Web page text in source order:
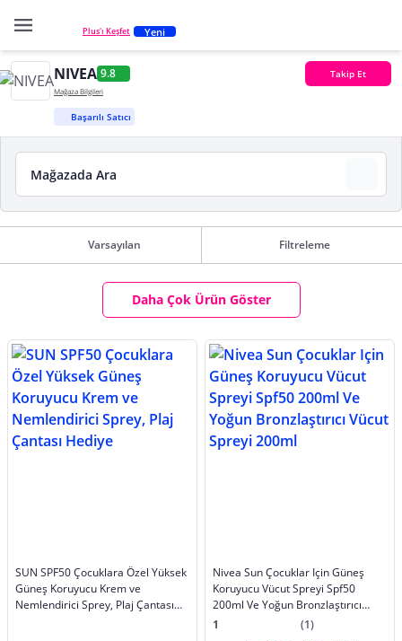
Plus'ı Keşfet Yeni
NIVEA 9.8 Takip Et
Mağaza Bilgileri
Başarılı Satıcı
Varsayılan Filtreleme
Daha Çok Ürün Göster
SUN SPF50 Çocuklara Özel Yüksek
Güneş Koruyucu Krem ve
Nemlendirici Sprey, Plaj Çantası
Nivea Sun Çocuklar Için Güneş
Koruyucu Vücut Spreyi Spf50
200ml Ve Yoğun Bronzlaştırıcı
Vücut Spreyi 200ml
1 (1)